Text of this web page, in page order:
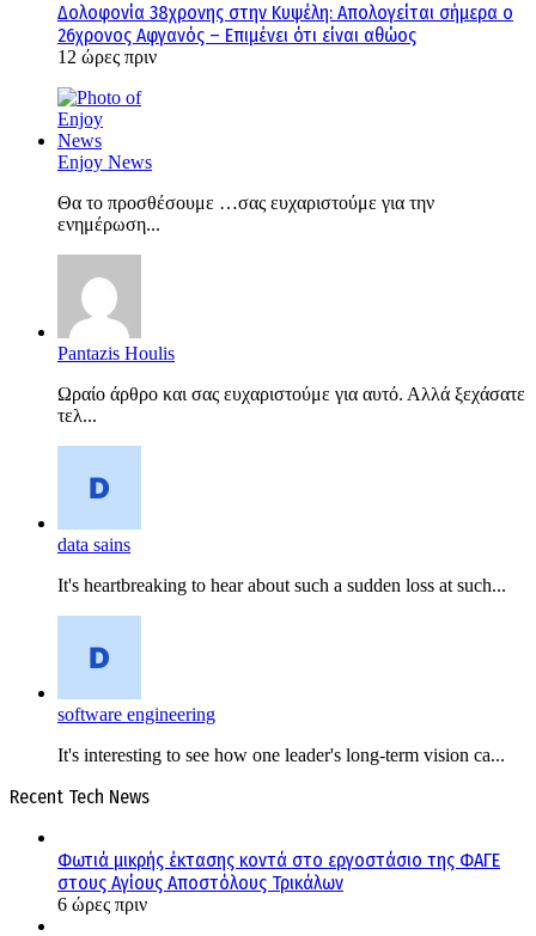
Δολοφονία 38χρονης στην Κυψέλη: Απολογείται σήμερα ο
26χρονος Αφγανός – Επιμένει ότι είναι αθώος
12 ώρες πριν
Enjoy News
Θα το προσθέσουμε …σας ευχαριστούμε για την
ενημέρωση...
Pantazis Houlis
Ωραίο άρθρο και σας ευχαριστούμε για αυτό. Αλλά ξεχάσατε
τελ...
data sains
It's heartbreaking to hear about such a sudden loss at such...
software engineering
It's interesting to see how one leader's long-term vision ca...
Recent Tech News
Φωτιά μικρής έκτασης κοντά στο εργοστάσιο της ΦΑΓΕ
στους Αγίους Αποστόλους Τρικάλων
6 ώρες πριν